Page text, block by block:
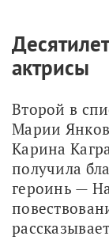
актрисы
Второй в
Марии
Карина
получила
героинь —